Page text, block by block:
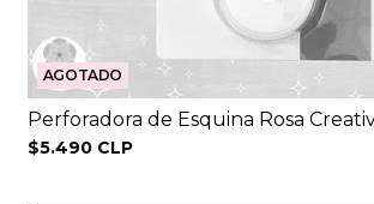
AGOTADO
Perforadora de Esquina Rosa
$5.490 CLP